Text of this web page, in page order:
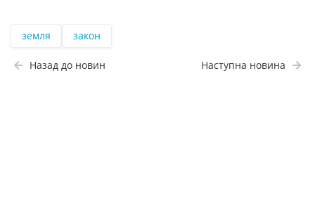
земля закон
Назад до новин Наступна новина